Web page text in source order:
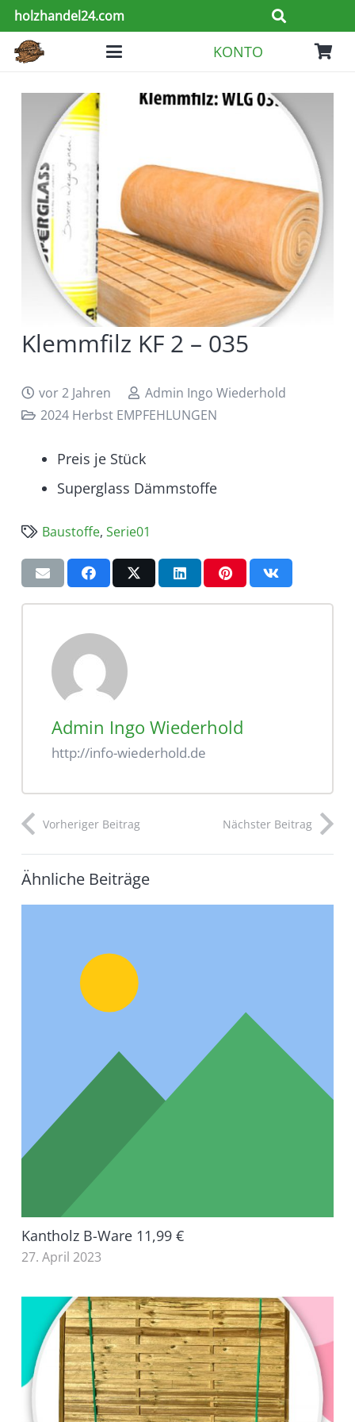
holzhandel24.com
KONTO
Klemmfilz KF 2 – 035
vor 2 Jahren
Admin Ingo Wiederhold
2024 Herbst EMPFEHLUNGEN
Preis je Stück
Superglass Dämmstoffe
Baustoffe,Serie01
Admin Ingo Wiederhold
http://info-wiederhold.de
Vorheriger Beitrag Nächster Beitrag
Ähnliche Beiträge
Kantholz B-Ware 11,99 €
27. April 2023